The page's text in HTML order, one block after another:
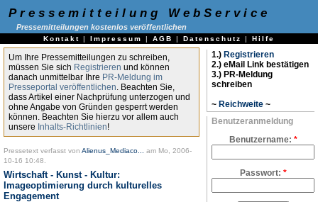
Pressemitteilung WebService
Pressemitteilungen kostenlos veröffentlichen
Kontakt | Impressum | AGB | Datenschutz | Hilfe
Um Ihre Pressemitteilungen zu schreiben,
müssen Sie sich Registrieren und können
danach unmittelbar Ihre PR-Meldung im
Presseportal veröffentlichen. Beachten Sie,
dass Artikel einer Nachprüfung unterzogen und
ohne Angabe von Gründen gesperrt werden
können. Beachten Sie hierzu vor allem auch
unsere Inhalts-Richtlinien!
Pressetext verfasst von Alienus_Mediaco...
am Mo, 2006-
10-16 10:48.
Wirtschaft - Kunst - Kultur:
Imageoptimierung durch kulturelles
Engagement
1.) Registrieren
2.) eMail Link bestätigen
3.) PR-Meldung
schreiben
~ Reichweite ~
Benutzeranmeldung
Benutzername: *
Passwort: *